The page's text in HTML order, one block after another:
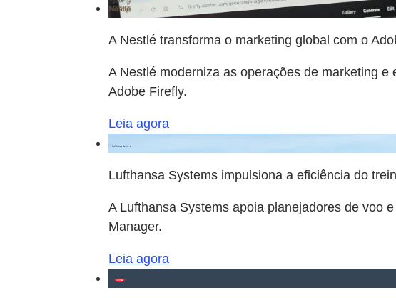
A Nestlé transforma o marketing global com o
A Nestlé moderniza as operações de marketing
Adobe Firefly.
Leia agora
Lufthansa Systems impulsiona a eficiência do
A Lufthansa Systems apoia planejadores de voo
Manager.
Leia agora